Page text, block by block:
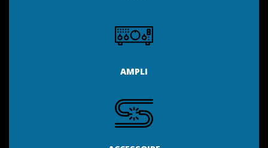
AMPLI